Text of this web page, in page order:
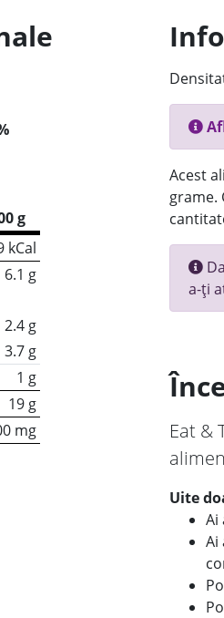
g
kCal
6.1 g
2.4 g
3.7 g
1 g
19 g
mg
Acest
grame.
a-ți
Eat &
Uite
Ai
Ai